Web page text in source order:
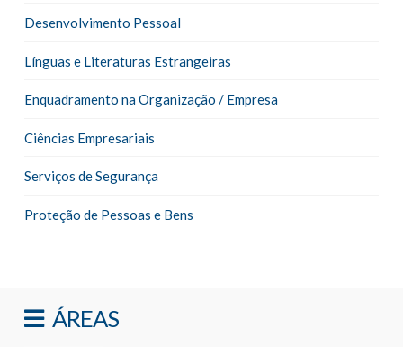
Desenvolvimento Pessoal
Línguas e Literaturas Estrangeiras
Enquadramento na Organização / Empresa
Ciências Empresariais
Serviços de Segurança
Proteção de Pessoas e Bens
ÁREAS